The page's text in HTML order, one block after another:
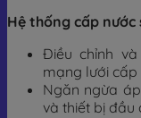
Hệ thống cấp
Điều chỉnh
mạng lưới cấp
Ngăn ngừa
và thiết bị đầu